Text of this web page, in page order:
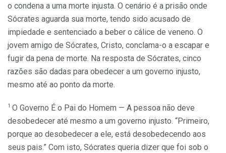
o condena a uma morte injusta. O cenário é a prisão onde
Sócrates aguarda sua morte, tendo sido acusado de
impiedade e sentenciado a beber o cálice de veneno. O
jovem amigo de Sócrates, Cristo, conclama-o a escapar e
fugir da pena de morte. Na resposta de Sócrates, cinco
razões são dadas para obedecer a um governo injusto,
mesmo até ao ponto da morte.
1. O Governo É o Pai do Homem — A pessoa não deve
desobedecer até mesmo a um governo injusto. “Primeiro,
porque ao desobedecer a ele, está desobedecendo aos
seus pais.” Com isto, Sócrates queria dizer que foi sob o